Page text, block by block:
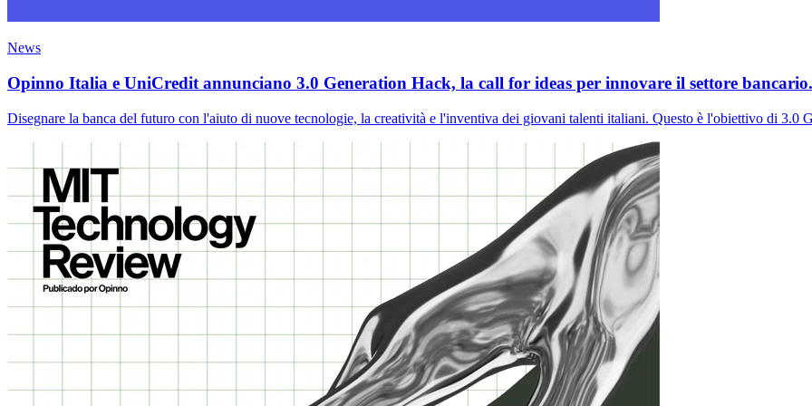
News
Opinno Italia e UniCredit annunciano 3.0 Generation Hack, la call for ideas per innovare il settore bancario.
Disegnare la banca del futuro con l'aiuto di nuove tecnologie, la creatività e l'inventiva dei giovani talenti italiani. Questo è l'obiettivo di 3.0